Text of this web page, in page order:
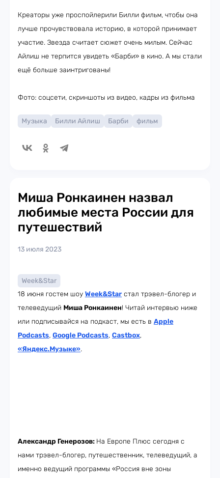
Креаторы уже проспойлерили Билли фильм, чтобы она
лучше прочувствовала историю, в которой принимает
участие. Звезда считает сюжет очень милым. Сейчас
Айлиш не терпится увидеть «Барби» в кино. А мы стали
ещё больше заинтригованы!
Фото: соцсети, скриншоты из видео, кадры из фильма
Музыка Билли Айлиш Барби фильм
Миша Ронкаинен назвал
любимые места России для
путешествий
13 июля 2023
Week&Star
18 июня гостем шоу Week&Star стал трэвел-блогер и
телеведущий Миша Ронкаинен! Читай интервью ниже
или подписывайся на подкаст, мы есть в Apple
Podcasts, Google Podcasts, Castbox,
«Яндекс.Музыке».
Александр Генерозов: На Европе Плюс сегодня с
нами трэвел-блогер, путешественник, телеведущий, а
именно ведущий программы «Россия вне зоны